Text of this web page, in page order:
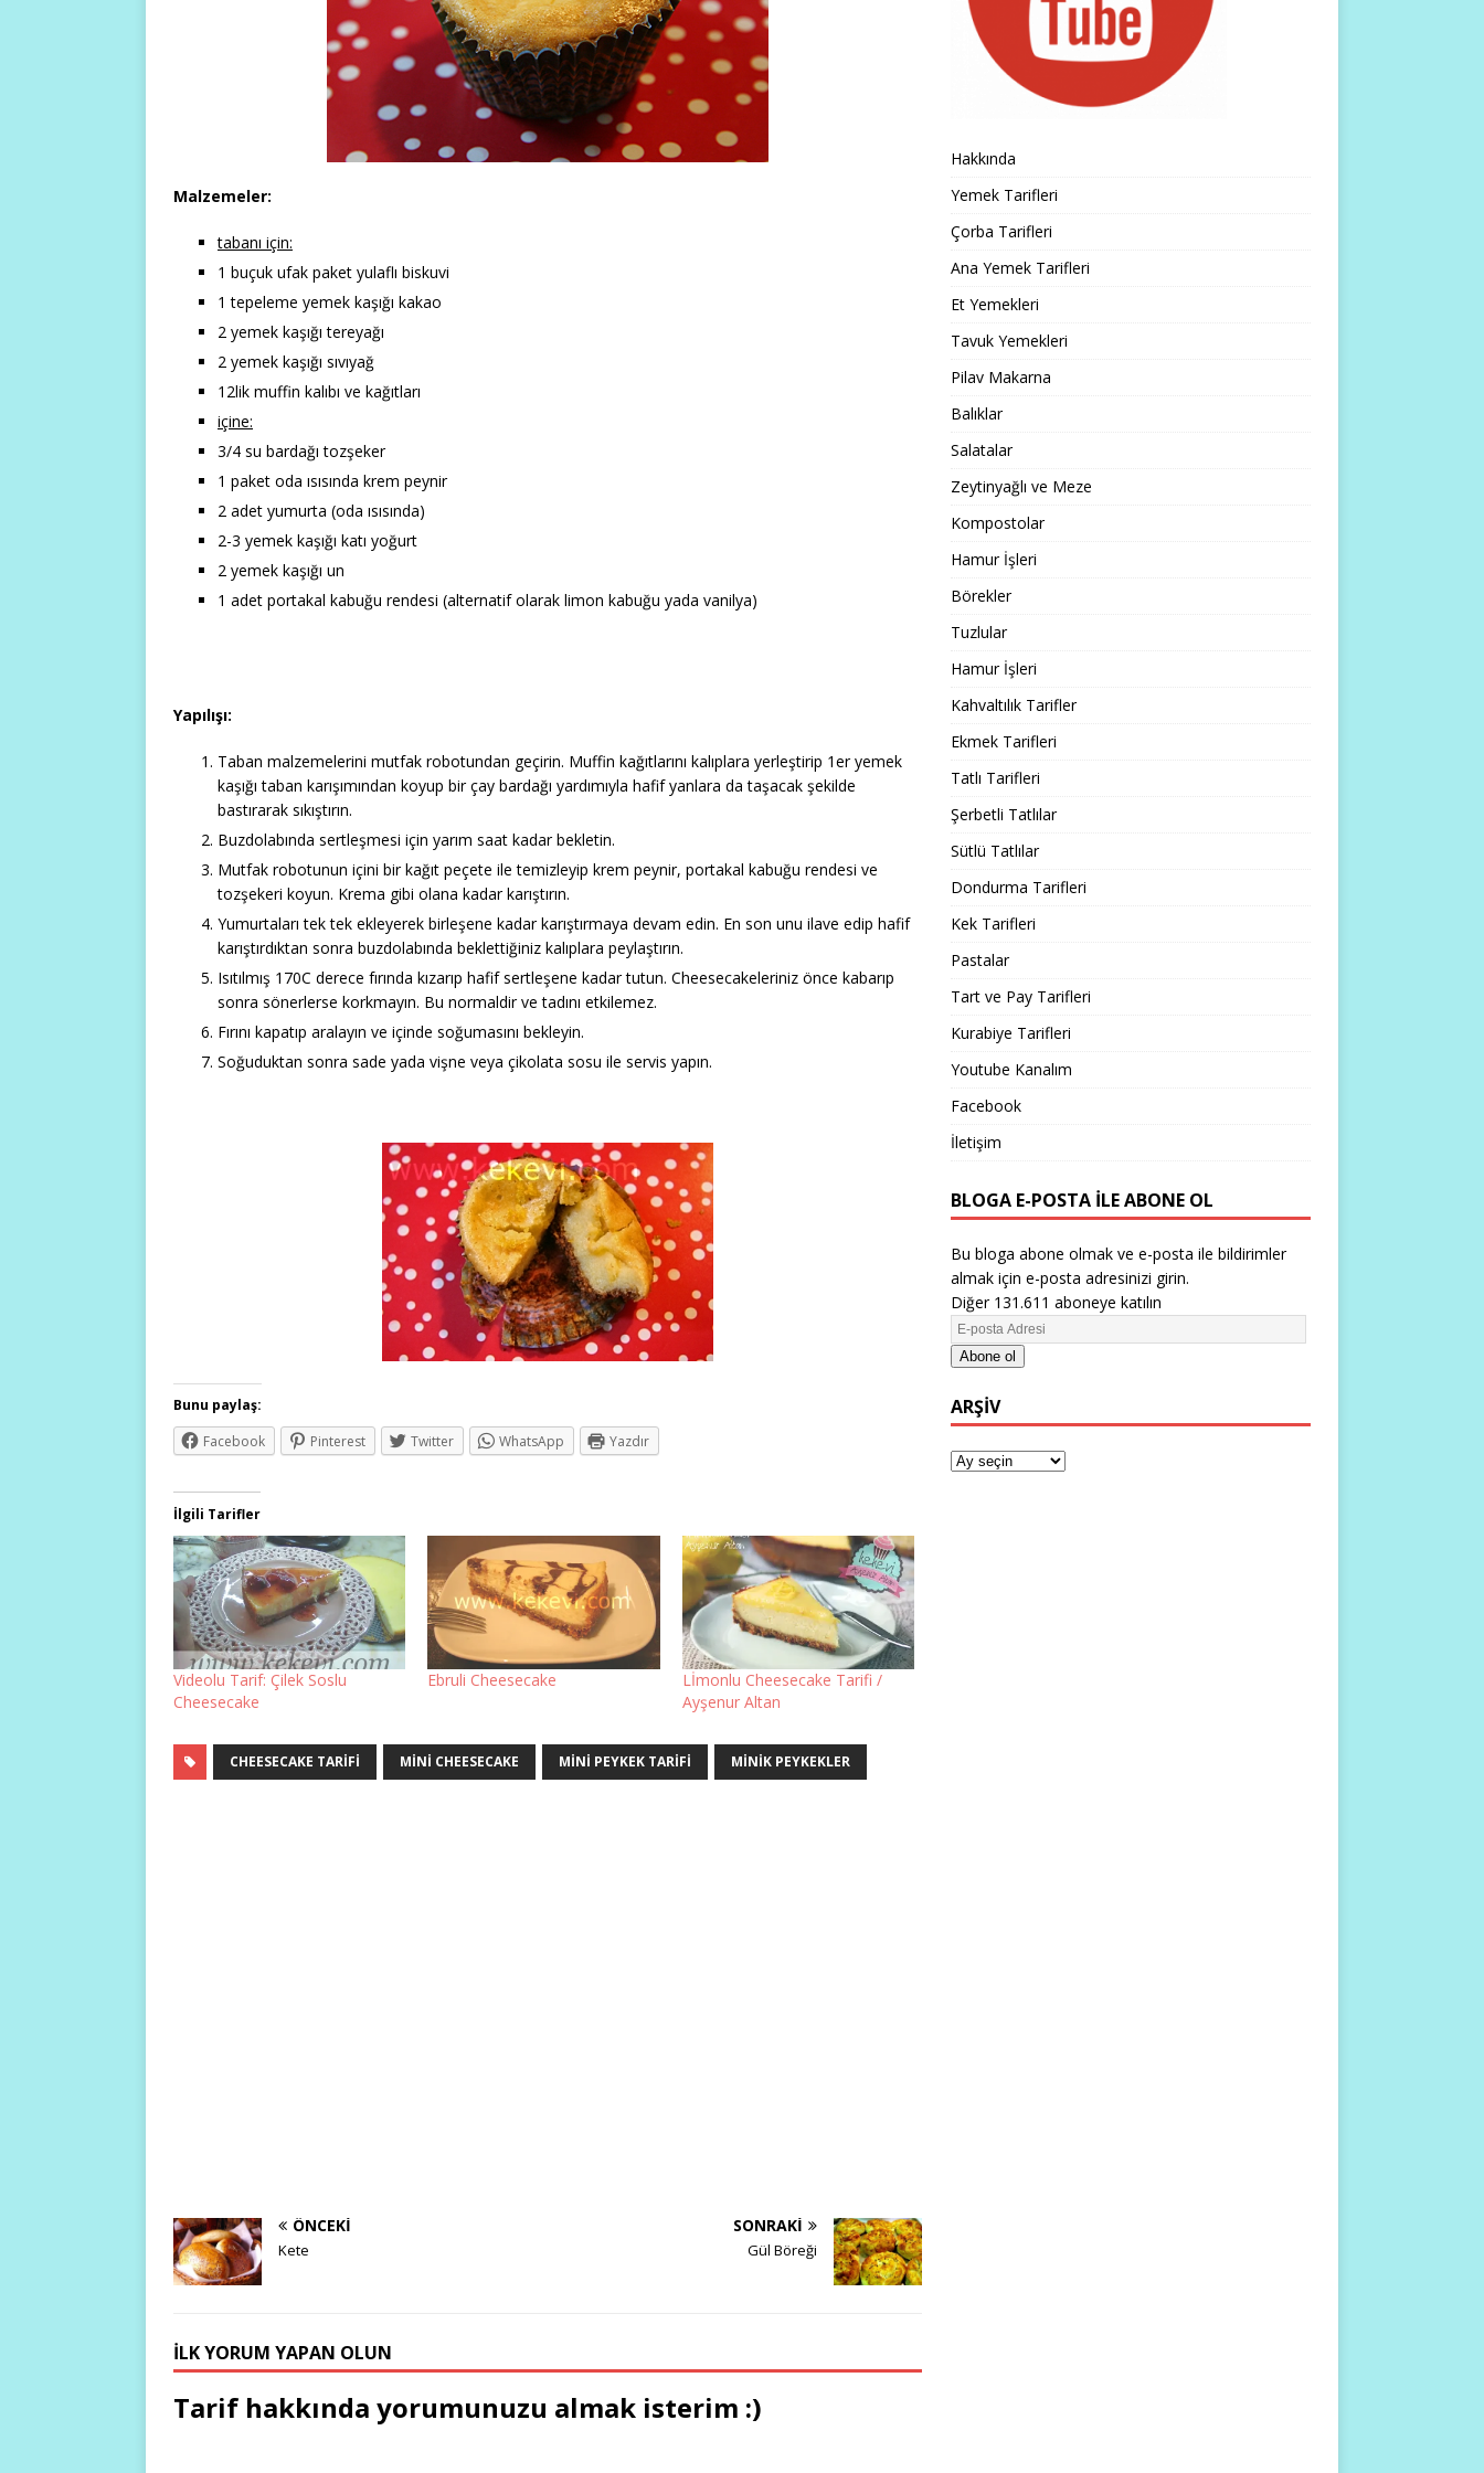
Malzemeler:
tabanı için:
1 buçuk ufak paket yulaflı biskuvi
1 tepeleme yemek kaşığı kakao
2 yemek kaşığı tereyağı
2 yemek kaşığı sıvıyağ
12lik muffin kalıbı ve kağıtları
içine:
3/4 su bardağı tozşeker
1 paket oda ısısında krem peynir
2 adet yumurta (oda ısısında)
2-3 yemek kaşığı katı yoğurt
2 yemek kaşığı un
1 adet portakal kabuğu rendesi (alternatif olarak limon kabuğu yada vanilya)
Yapılışı:
Taban malzemelerini mutfak robotundan geçirin. Muffin kağıtlarını kalıplara yerleştirip 1er yemek
kaşığı taban karışımından koyup bir çay bardağı yardımıyla hafif yanlara da taşacak şekilde
bastırarak sıkıştırın.
Buzdolabında sertleşmesi için yarım saat kadar bekletin.
Mutfak robotunun içini bir kağıt peçete ile temizleyip krem peynir, portakal kabuğu rendesi ve
tozşekeri koyun. Krema gibi olana kadar karıştırın.
Yumurtaları tek tek ekleyerek birleşene kadar karıştırmaya devam edin. En son unu ilave edip hafif
karıştırdıktan sonra buzdolabında beklettiğiniz kalıplara peylaştırın.
Isıtılmış 170C derece fırında kızarıp hafif sertleşene kadar tutun. Cheesecakeleriniz önce kabarıp
sonra sönerlerse korkmayın. Bu normaldir ve tadını etkilemez.
Fırını kapatıp aralayın ve içinde soğumasını bekleyin.
Soğuduktan sonra sade yada vişne veya çikolata sosu ile servis yapın.
Bunu paylaş:
Facebook
Pinterest Twitter WhatsApp Yazdır
İlgili Tarifler
Videolu Tarif: Çilek Soslu
Cheesecake
Ebruli Cheesecake
Lİmonlu Cheesecake Tarifi /
Ayşenur Altan
CHEESECAKE TARIFI MINI CHEESECAKE MINI PEYKEK TARIFI MINIK PEYKEKLER
ÖNCEKI
Kete
SONRAKI
Gül Böreği
İLK YORUM YAPAN OLUN
Tarif hakkında yorumunuzu almak isterim :)
Hakkında
Yemek Tarifleri
Çorba Tarifleri
Ana Yemek Tarifleri
Et Yemekleri
Tavuk Yemekleri
Pilav Makarna
Balıklar
Salatalar
Zeytinyağlı ve Meze
Kompostolar
Hamur İşleri
Börekler
Tuzlular
Hamur İşleri
Kahvaltılık Tarifler
Ekmek Tarifleri
Tatlı Tarifleri
Şerbetli Tatlılar
Sütlü Tatlılar
Dondurma Tarifleri
Kek Tarifleri
Pastalar
Tart ve Pay Tarifleri
Kurabiye Tarifleri
Youtube Kanalım
Facebook
İletişim
BLOGA E-POSTA ILE ABONE OL
Bu bloga abone olmak ve e-posta ile bildirimler
almak için e-posta adresinizi girin.
Diğer 131.611 aboneye katılın
Abone ol
ARŞIV